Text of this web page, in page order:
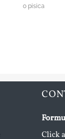
o pisica
Click